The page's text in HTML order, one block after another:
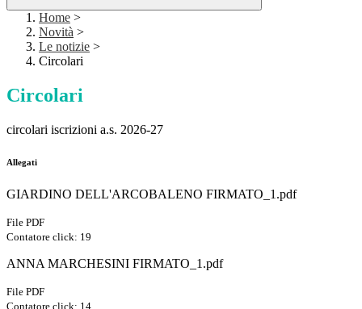
Home >
Novità >
Le notizie >
Circolari
Circolari
circolari iscrizioni a.s. 2026-27
Allegati
GIARDINO DELL'ARCOBALENO FIRMATO_1.pdf
File PDF
Contatore click: 19
ANNA MARCHESINI FIRMATO_1.pdf
File PDF
Contatore click: 14